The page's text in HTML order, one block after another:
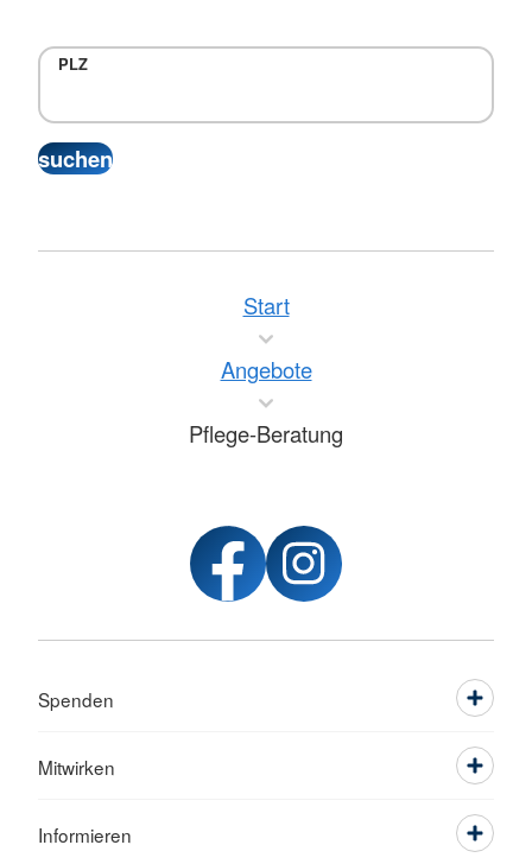
PLZ
Start
Angebote
Pflege-Beratung
Spenden
Mitwirken
Informieren